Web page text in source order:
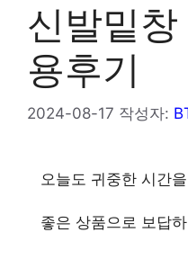
신발밑
용후기
2024-08-17 작성자:
오늘도 귀중한 시간
좋은 상품으로 보답